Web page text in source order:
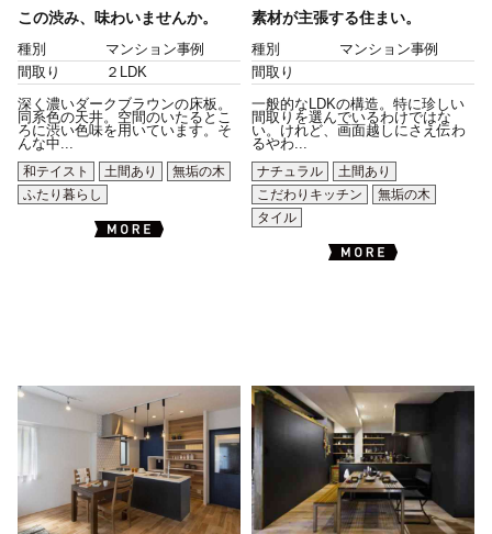
この渋み、味わいませんか。
種別
マンション事例
間取り
２LDK
深く濃いダークブラウンの床板。
同系色の天井。空間のいたるとこ
ろに渋い色味を用いています。そ
んな中...
和テイスト
土間あり
無垢の木
ふたり暮らし
素材が主張する住まい。
種別
マンション事例
間取り
一般的なLDKの構造。特に珍しい
間取りを選んでいるわけではな
い。けれど、画面越しにさえ伝わ
るやわ...
ナチュラル
土間あり
こだわりキッチン
無垢の木
タイル